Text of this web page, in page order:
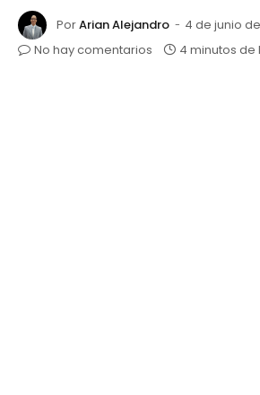
PorArian Alejandro
4 de junio
No hay comentarios
4 minutos de